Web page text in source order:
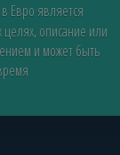
Евро является
описание или
и может быть